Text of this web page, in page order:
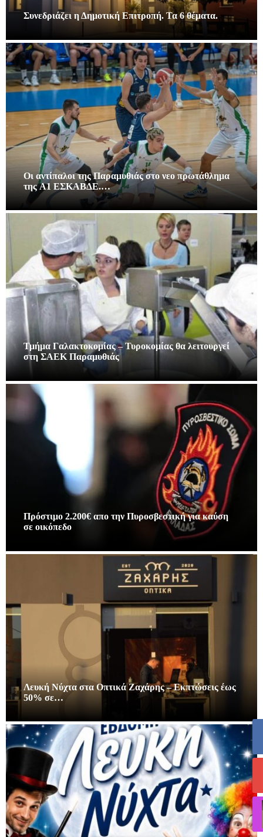
Συνεδριάζει η Δημοτική Επιτροπή. Τα 6 θέματα.
Οι αντίπαλοι της Παραμυθιάς στο νεο πρωτάθλημα
της A1 ΕΣΚΑΒΔΕ.…
Τμήμα Γαλακτοκομίας – Τυροκομίας θα λειτουργεί
στη ΣΑΕΚ Παραμυθιάς
Πρόστιμο 2.200€ απο την Πυροσβεστική για καύση
σε οικόπεδο
Λευκή Νύχτα στα Οπτικά Ζαχάρης – Εκπτώσεις έως
50% σε…